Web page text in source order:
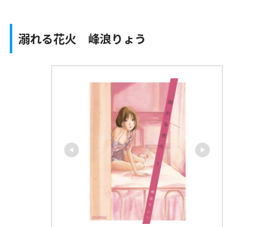
溺れる花火 峰浪りょう